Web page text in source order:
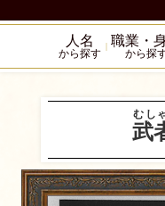
人名
から探す
職業・
から探
武
むし